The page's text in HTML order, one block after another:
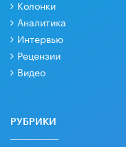
Колонки
Аналитика
Интервью
Рецензии
Видео
РУБРИКИ